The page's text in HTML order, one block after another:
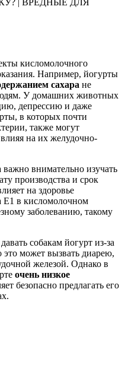
| ВРЕДНЫЕ ДЛЯ
кисломолочного
Например, йогурты
сахара не
У домашних животных
депрессию и даже
в которых почти
также могут
на их желудочно-
внимательно изучать
производства и срок
на здоровье
Е1 в кисломолочном
заболеванию, такому
собакам йогурт из-за
это может вызвать диарею,
железой. Однако в
очень низкое
безопасно предлагать его